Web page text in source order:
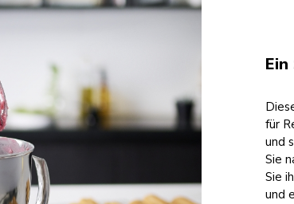
für
und
Sie
Sie
und